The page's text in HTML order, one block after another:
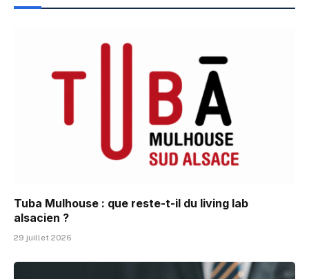
Tuba Mulhouse : que reste-t-il du living lab
alsacien ?
29 juillet 2026